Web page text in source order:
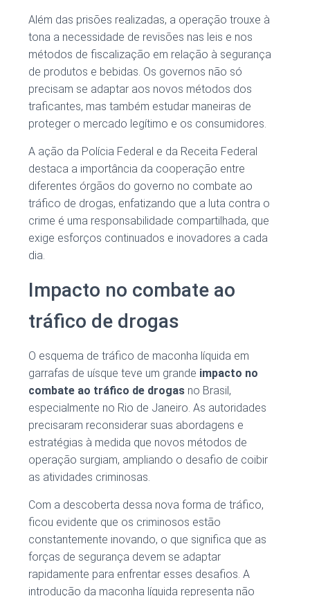
Além das prisões realizadas, a operação trouxe à
tona a necessidade de revisões nas leis e nos
métodos de fiscalização em relação à segurança
de produtos e bebidas. Os governos não só
precisam se adaptar aos novos métodos dos
traficantes, mas também estudar maneiras de
proteger o mercado legítimo e os consumidores.
A ação da Polícia Federal e da Receita Federal
destaca a importância da cooperação entre
diferentes órgãos do governo no combate ao
tráfico de drogas, enfatizando que a luta contra o
crime é uma responsabilidade compartilhada, que
exige esforços continuados e inovadores a cada
dia.
Impacto no combate ao
tráfico de drogas
O esquema de tráfico de maconha líquida em
garrafas de uísque teve um grande impacto no
combate ao tráfico de drogas no Brasil,
especialmente no Rio de Janeiro. As autoridades
precisaram reconsiderar suas abordagens e
estratégias à medida que novos métodos de
operação surgiam, ampliando o desafio de coibir
as atividades criminosas.
Com a descoberta dessa nova forma de tráfico,
ficou evidente que os criminosos estão
constantemente inovando, o que significa que as
forças de segurança devem se adaptar
rapidamente para enfrentar esses desafios. A
introdução da maconha líquida representa não